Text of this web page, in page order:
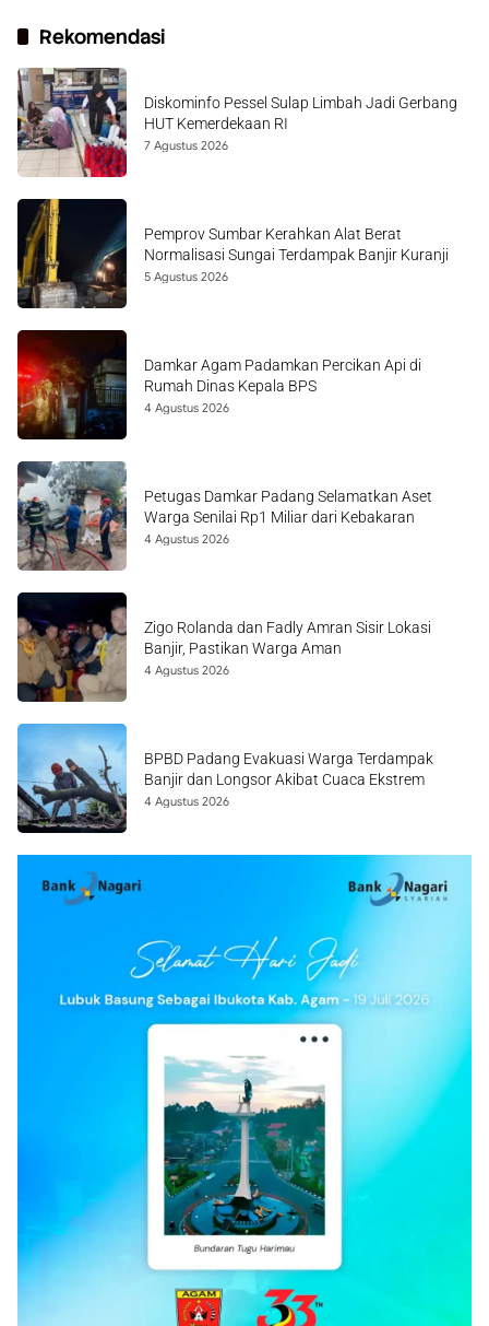
Rekomendasi
Diskominfo Pessel Sulap Limbah Jadi Gerbang
HUT Kemerdekaan RI
7 Agustus 2026
Pemprov Sumbar Kerahkan Alat Berat
Normalisasi Sungai Terdampak Banjir Kuranji
5 Agustus 2026
Damkar Agam Padamkan Percikan Api di
Rumah Dinas Kepala BPS
4 Agustus 2026
Petugas Damkar Padang Selamatkan Aset
Warga Senilai Rp1 Miliar dari Kebakaran
4 Agustus 2026
Zigo Rolanda dan Fadly Amran Sisir Lokasi
Banjir, Pastikan Warga Aman
4 Agustus 2026
BPBD Padang Evakuasi Warga Terdampak
Banjir dan Longsor Akibat Cuaca Ekstrem
4 Agustus 2026